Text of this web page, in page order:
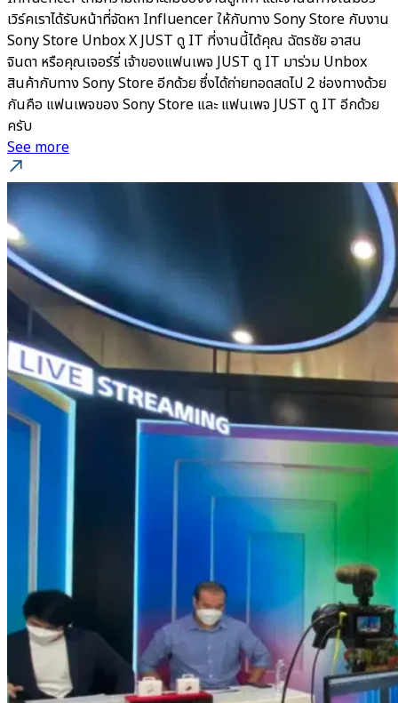
เวิร์คเราได้รับหน้าที่จัดหา Influencer ให้กับทาง Sony Store กับงาน
Sony Store Unbox X JUST ดู IT ที่งานนี้ได้คุณ ฉัตรชัย อาสน
จินดา หรือคุณเจอร์รี่ เจ้าของแฟนเพจ JUST ดู IT มาร่วม Unbox
สินค้ากับทาง Sony Store อีกด้วย ซึ่งได้ถ่ายทอดสดไป 2 ช่องทางด้วย
กันคือ แฟนเพจของ Sony Store และ แฟนเพจ JUST ดู IT อีกด้วย
ครับ
See more